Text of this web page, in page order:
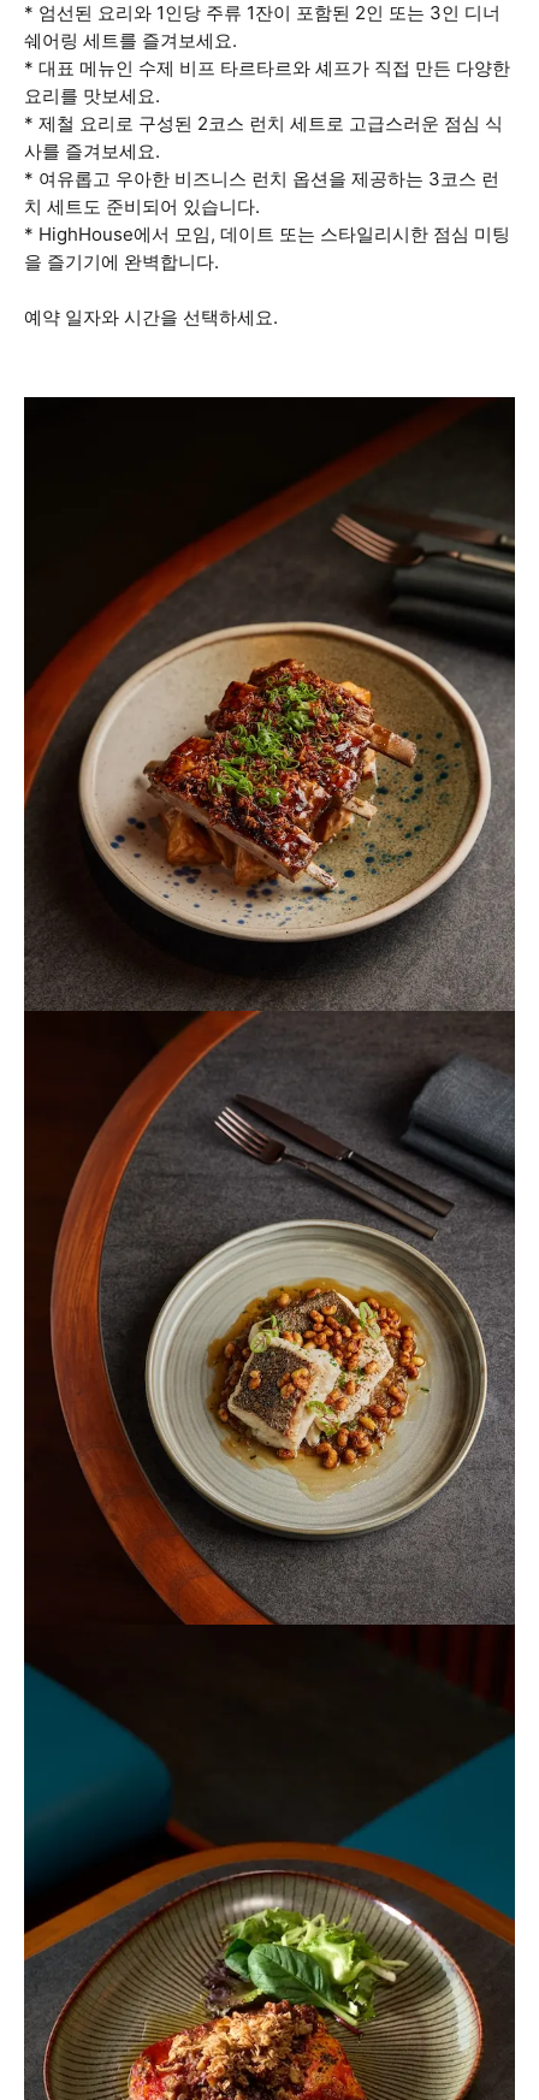
* 엄선된 요리와 1인당 주류 1잔이 포함된 2인 또는 3인 디너
쉐어링 세트를 즐겨보세요.
* 대표 메뉴인 수제 비프 타르타르와 셰프가 직접 만든 다양한
요리를 맛보세요.
* 제철 요리로 구성된 2코스 런치 세트로 고급스러운 점심 식
사를 즐겨보세요.
* 여유롭고 우아한 비즈니스 런치 옵션을 제공하는 3코스 런
치 세트도 준비되어 있습니다.
* HighHouse에서 모임, 데이트 또는 스타일리시한 점심 미팅
을 즐기기에 완벽합니다.
예약 일자와 시간을 선택하세요.